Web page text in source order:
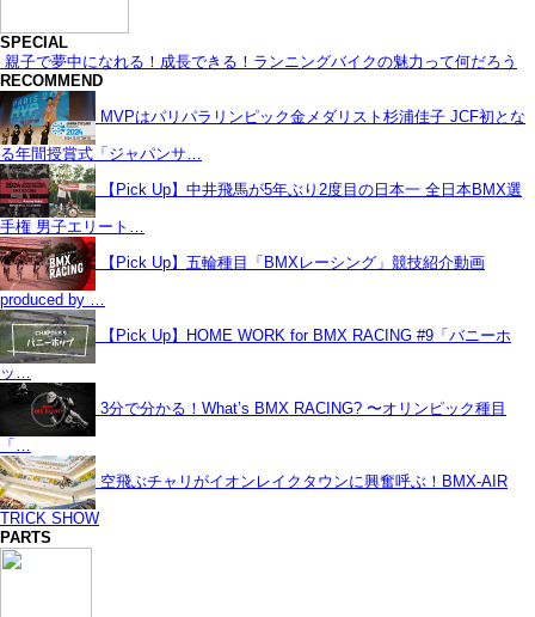
SPECIAL
親子で夢中になれる！成長できる！ランニングバイクの魅力って何だろう
RECOMMEND
MVPはパリパラリンピック金メダリスト杉浦佳子 JCF初とな
る年間授賞式「ジャパンサ…
【Pick Up】中井飛馬が5年ぶり2度目の日本一 全日本BMX選
手権 男子エリート…
【Pick Up】五輪種目「BMXレーシング」競技紹介動画
produced by …
【Pick Up】HOME WORK for BMX RACING #9「バニーホ
ッ…
3分で分かる！What’s BMX RACING? 〜オリンピック種目
「…
空飛ぶチャリがイオンレイクタウンに興奮呼ぶ！BMX-AIR
TRICK SHOW
PARTS